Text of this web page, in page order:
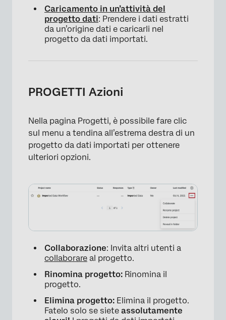
Caricamento in un’attività del
progetto dati: Prendere i dati estratti
da un’origine dati e caricarli nel
progetto da dati importati.
PROGETTI Azioni
Nella pagina Progetti, è possibile fare clic
sul menu a tendina all’estrema destra di un
progetto da dati importati per ottenere
ulteriori opzioni.
Collaborazione: Invita altri utenti a
collaborare al progetto.
Rinomina progetto: Rinomina il
progetto.
Elimina progetto: Elimina il progetto.
Fatelo solo se siete assolutamente